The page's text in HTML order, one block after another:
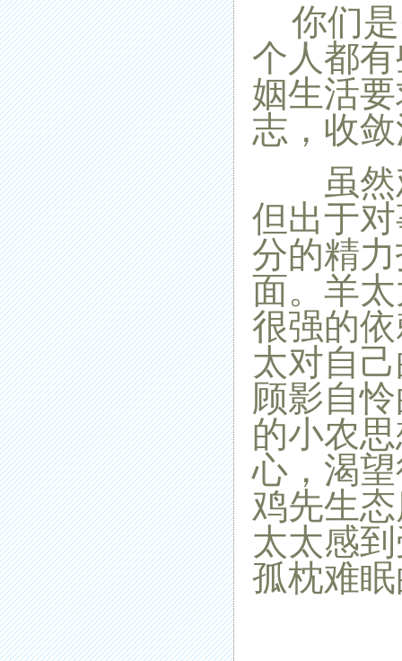
你们是
个人都
姻生活
志，收
虽然鸡
但出于
分的精
面。 羊
很强的
太对自
顾影自
的小农
心，渴
鸡先生
太太感
孤枕难